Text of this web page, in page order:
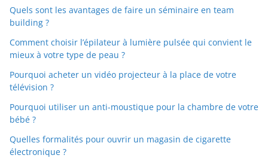
Quels sont les avantages de faire un séminaire en team
building ?
Comment choisir l’épilateur à lumière pulsée qui convient le
mieux à votre type de peau ?
Pourquoi acheter un vidéo projecteur à la place de votre
télévision ?
Pourquoi utiliser un anti-moustique pour la chambre de votre
bébé ?
Quelles formalités pour ouvrir un magasin de cigarette
électronique ?